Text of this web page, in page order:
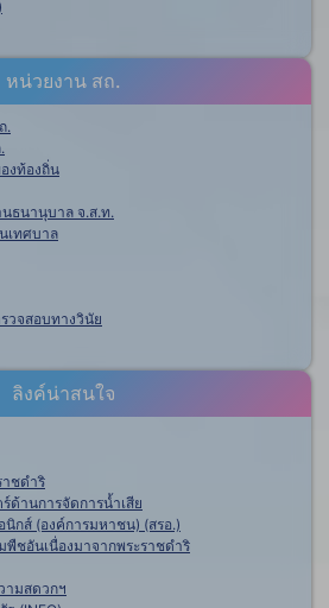
หน่วยงาน สถ.
.
งท้องถิ่น
ธนานุบาล จ.ส.ท.
เทศบาล
วจสอบทางวินัย
ลิงค์น่าสนใจ
าชดำริ
ด้านการจัดการน้ำเสีย
นิกส์ (องค์การมหาชน) (สรอ.)
พืชอันเนื่องมาจากพระราชดำริ
ามสดวกฯ